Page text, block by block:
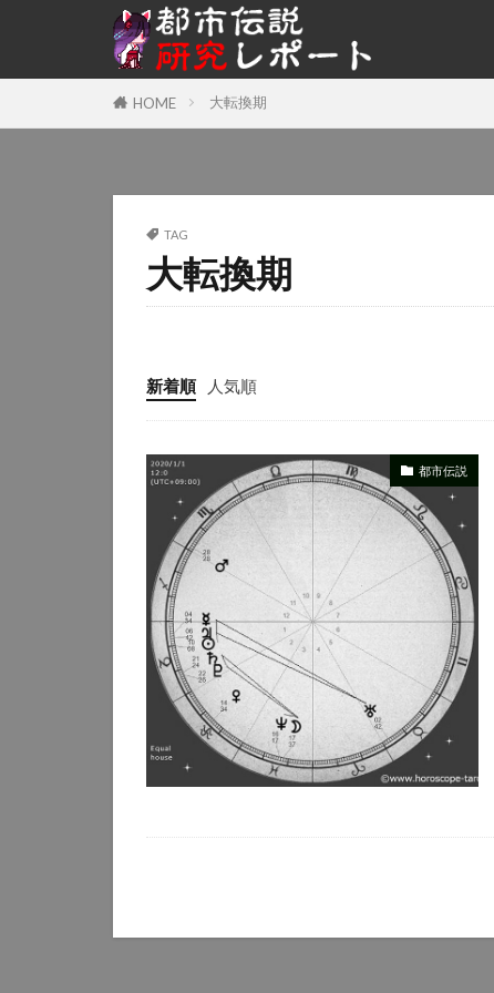
HOME 大転換期
TAG
大転換期
新着順 人気順
都市伝説